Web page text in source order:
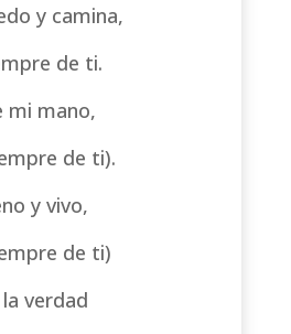
y camina,
de ti.
mi mano,
de ti).
y vivo,
de ti)
verdad